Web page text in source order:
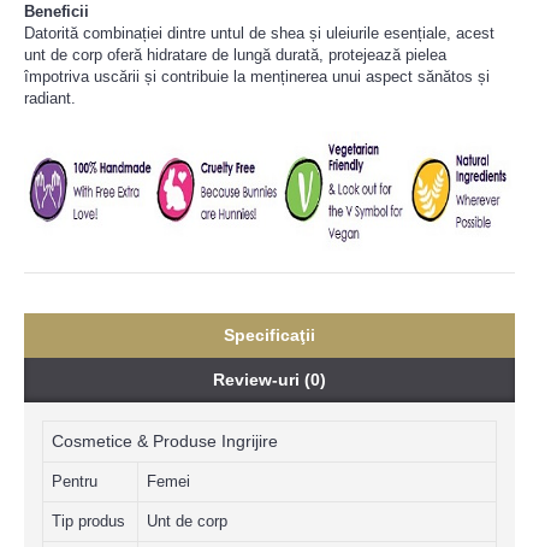
Beneficii
Datorită combinației dintre untul de shea și uleiurile esențiale, acest
unt de corp oferă hidratare de lungă durată, protejează pielea
împotriva uscării și contribuie la menținerea unui aspect sănătos și
radiant.
Specificaţii
Review-uri (0)
Cosmetice & Produse Ingrijire
Pentru Femei
Tip produs Unt de corp